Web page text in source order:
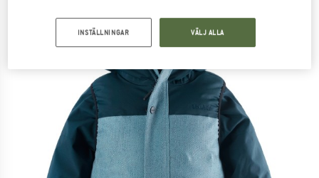
INSTÄLLNINGAR VÄLJ ALLA